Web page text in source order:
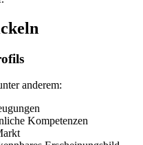
anderem:
Kompetenzen